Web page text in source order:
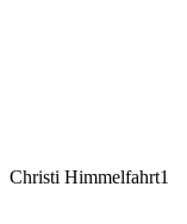
Christi Himmelfahrt1